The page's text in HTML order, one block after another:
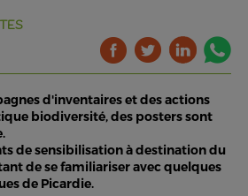
d'inventaires et des actions
biodiversité, des posters sont
de sensibilisation à destination du
de se familiariser avec quelques
de Picardie.